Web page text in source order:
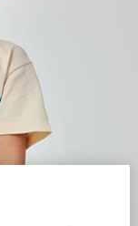
der Bestellung